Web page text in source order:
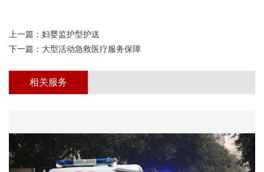
上一篇： 妇婴监护型护送
下一篇： 大型活动急救医疗服务保障
相关服务